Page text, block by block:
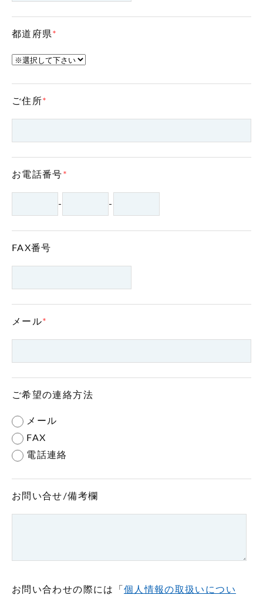
都道府県*
ご住所*
お電話番号*
- -
FAX番号
メール*
ご希望の連絡方法
メール
FAX
電話連絡
お問い合せ/備考欄
お問い合わせの際には「 個人情報の取扱いについ